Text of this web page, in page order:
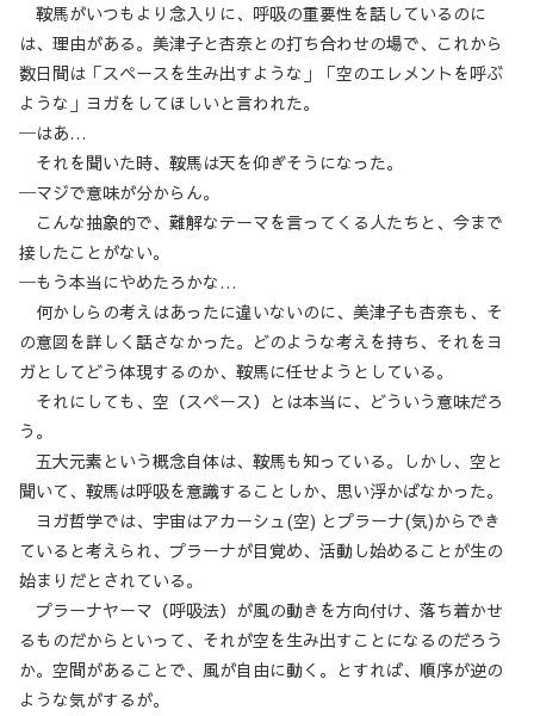
鞍馬がいつもより念入りに、呼吸の重要性を話しているのに
は、理由がある。美津子と杏奈との打ち合わせの場で、これから
数日間は「スペースを生み出すような」「空のエレメントを呼ぶ
ような」ヨガをしてほしいと言われた。
─はあ…
それを聞いた時、鞍馬は天を仰ぎそうになった。
─マジで意味が分からん。
こんな抽象的で、難解なテーマを言ってくる人たちと、今まで
接したことがない。
─もう本当にやめたろかな…
何かしらの考えはあったに違いないのに、美津子も杏奈も、そ
の意図を詳しく話さなかった。どのような考えを持ち、それをヨ
ガとしてどう体現するのか、鞍馬に任せようとしている。
それにしても、空（スペース）とは本当に、どういう意味だろ
う。
五大元素という概念自体は、鞍馬も知っている。しかし、空と
聞いて、鞍馬は呼吸を意識することしか、思い浮かばなかった。
ヨガ哲学では、宇宙はアカーシュ(空) とプラーナ(気)からでき
ていると考えられ、プラーナが目覚め、活動し始めることが生の
始まりだとされている。
プラーナヤーマ（呼吸法）が風の動きを方向付け、落ち着かせ
るものだからといって、それが空を生み出すことになるのだろう
か。空間があることで、風が自由に動く。とすれば、順序が逆の
ような気がするが。